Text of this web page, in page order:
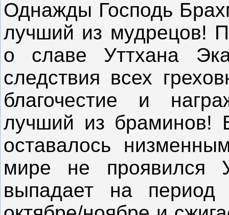
Однажды Господь
лучший из мудрецов!
о славе Уттхана
следствия всех
благочестие и
лучший из браминов!
оставалось
мире не проявился
выпадает на